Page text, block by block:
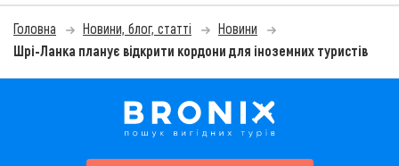
Головна Новини, блог, статті
Новини
Шрі-Ланка планує відкрити кордони для іноземних туристів